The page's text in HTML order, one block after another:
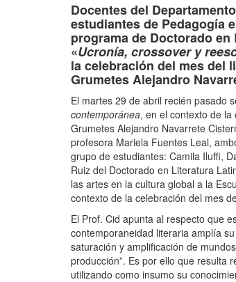
Docentes del
estudiantes de Pedagogía
programa de Doctorado
«Ucronía, crossover y
la celebración del mes del
Grumetes Alejandro
El martes 29 de abril recién pasado
contemporánea, en el contexto de
Grumetes Alejandro Navarrete
profesora Mariela Fuentes Leal,
grupo de estudiantes: Camila Iluffi,
Ruiz del Doctorado en Literatura
las artes en la cultura global a la
contexto de la celebración del mes
El Prof. Cid apunta al respecto que
contemporaneidad literaria amplía
saturación y amplificación de
producción”. Es por ello que resulta
utilizando como insumo su